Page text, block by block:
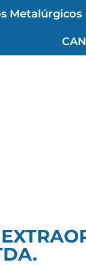
Metalúrgicos